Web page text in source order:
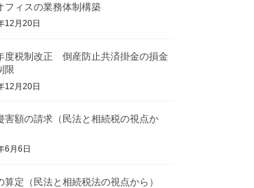
フィスの業務体制構築
12月20日
度税制改正 倒産防止共済掛金の損金
限
12月20日
害額の請求（民法と相続税の視点か
6月6日
算定（民法と相続税法の視点から）